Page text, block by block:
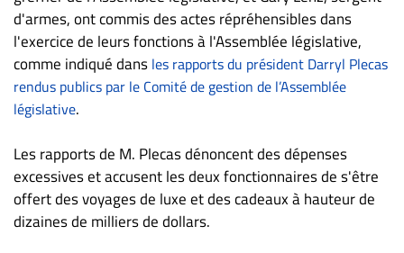
Nous
joindre
À
propos
Infolettre
S’abonner
FAQ
Politique de
d'armes, ont commis des actes répréhensibles dans
l'exercice de leurs fonctions à l'Assemblée législative,
comme indiqué dans les rapports du président Darryl Plecas
rendus publics par le Comité de gestion de l’Assemblée
législative.
Les rapports de M. Plecas dénoncent des dépenses
excessives et accusent les deux fonctionnaires de s'être
offert des voyages de luxe et des cadeaux à hauteur de
dizaines de milliers de dollars.